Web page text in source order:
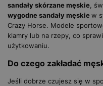
sandały skórzane męskie ,
wygodne sandały męskiew
Crazy Horse. Modele
klamry lub na rzepy, co
użytkowaniu.
Do czego zakładać
Jeśli dobrze czujesz się w